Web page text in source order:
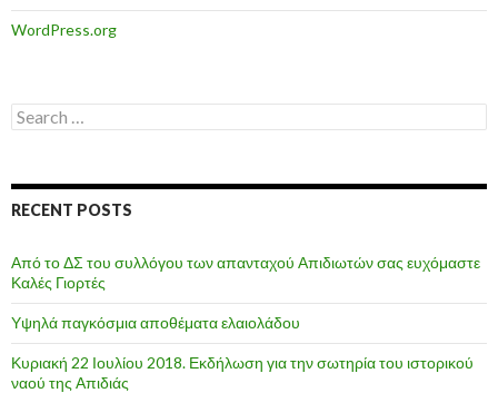
WordPress.org
Search
for:
RECENT POSTS
Από το ΔΣ του συλλόγου των απανταχού Απιδιωτών σας ευχόμαστε
Καλές Γιορτές
Υψηλά παγκόσμια αποθέματα ελαιολάδου
Κυριακή 22 Ιουλίου 2018. Εκδήλωση για την σωτηρία του ιστορικού
ναού της Απιδιάς